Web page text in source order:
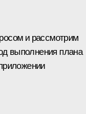
и рассмотрим
выполнения плана